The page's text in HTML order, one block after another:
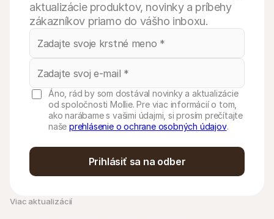
aktualizácie produktov, novinky a príbehy
zákazníkov priamo do vášho inboxu.
Áno, rád by som dostával novinky a aktualizácie
od spoločnosti Mollie. Pre viac informácií o tom,
ako narábame s vašimi údajmi, si prosím prečítajte
naše prehlásenie o ochrane osobných údajov.
Prihlásiť sa na odber
Viac aktualizácií